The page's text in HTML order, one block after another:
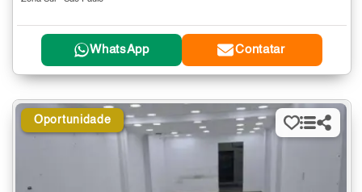
WhatsApp Contatar
Oportunidade